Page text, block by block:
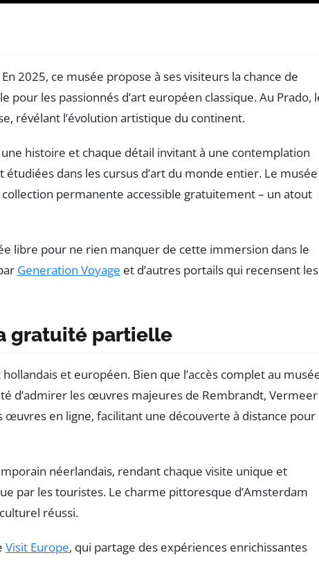
En 2025, ce musée propose à ses visiteurs la chance de
les passionnés d’art européen classique. Au Prado,
révélant l’évolution artistique du continent.
histoire et chaque détail invitant à une contemplation
dans les cursus d’art du monde entier. Le musée
permanente accessible gratuitement – un atout
libre pour ne rien manquer de cette immersion dans le
Generation Voyage et d’autres portails qui recensent les
gratuité partielle
hollandais et européen. Bien que l’accès complet au
d’admirer les œuvres majeures de Rembrandt,
en ligne, facilitant une découverte à distance pour
néerlandais, rendant chaque visite unique et
par les touristes. Le charme pittoresque d’Amsterdam
réussi.
Visit Europe, qui partage des expériences enrichissantes